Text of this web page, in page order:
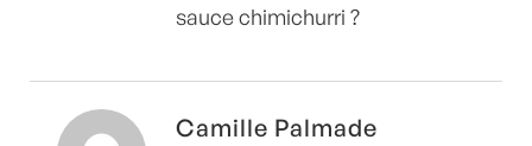
sauce chimichurri ?
Camille Palmade